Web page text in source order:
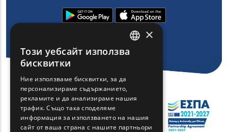
ENGLISH
FRENCH
×
Този уебсайт използва
бисквитки
Ние използваме бисквитки, за да
персонализираме съдържанието,
рекламите и да анализираме нашия
трафик. Също така споделяме
информация за използването на нашия
сайт от ваша страна с нашите партньори